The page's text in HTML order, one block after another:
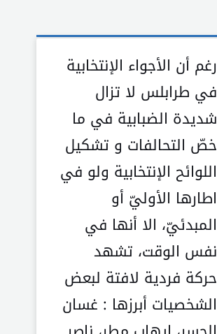
رغم أن الأجواء الإنتخابية
في طرابلس لا تزال
شديدة الضبابية في ما
خصّ التحالفات و تشكيل
اللوائح الإنتخابية ولو في
اطارها الأوليّ أو
المبدئيّ، الا أنها في
نفس الوقت، تشهد
حركة فردية لافتة لبعض
الشخصيات أبرزها : غسان